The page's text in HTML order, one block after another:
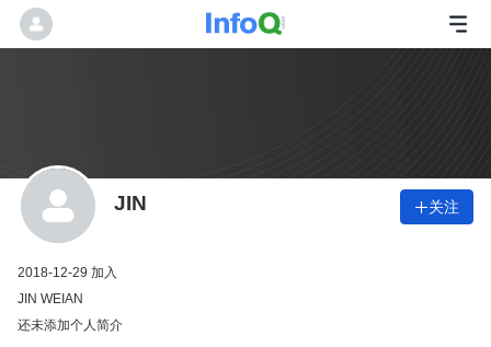
JIN 关注
2018-12-29 加入
JIN WEIAN
还未添加个人简介